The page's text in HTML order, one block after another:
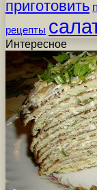
приготовить
рецепты
Интересное